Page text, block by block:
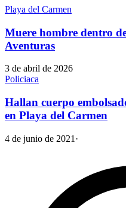
Playa del Carmen
Muere hombre dentro
Aventuras
3 de abril de 2026
Policiaca
Hallan cuerpo
en Playa del Carmen
4 de junio de 2021 ·